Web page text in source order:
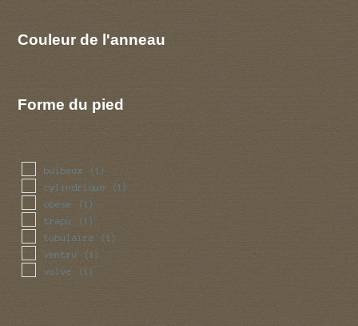
Couleur de l'anneau
Forme du pied
bulbeux (1)
cylindrique (1)
obese (1)
trapu (1)
tubulaire (1)
ventru (1)
volve (1)